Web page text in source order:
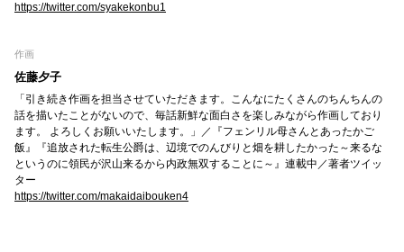
https://twitter.com/syakekonbu1
作画
佐藤夕子
「引き続き作画を担当させていただきます。こんなにたくさんのちんちんの
話を描いたことがないので、毎話新鮮な面白さを楽しみながら作画しており
ます。 よろしくお願いいたします。」／『フェンリル母さんとあったかご
飯』『追放された転生公爵は、辺境でのんびりと畑を耕したかった～来るな
というのに領民が沢山来るから内政無双することに～』連載中／著者ツイッ
ター
https://twitter.com/makaidaibouken4